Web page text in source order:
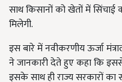
साथ किसानों को खेतों में सिंचाई
मिलेगी.
इस बारे में नवीकरणीय ऊर्जा
ने जानकारी देते हुए कहा कि
इसके साथ ही राज्य सरकारों का